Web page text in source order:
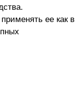
ее как в